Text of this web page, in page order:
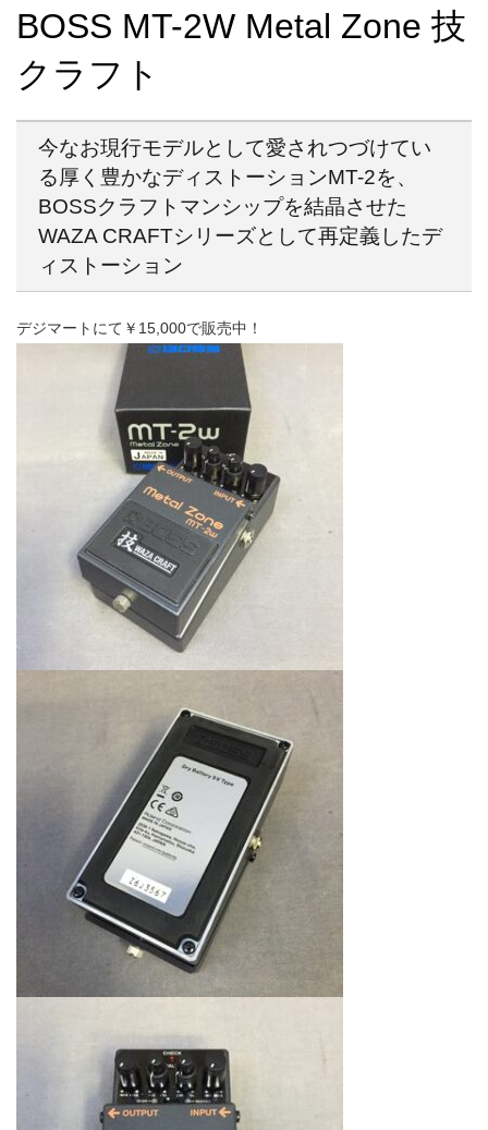
BOSS MT-2W Metal Zone 技
クラフト
今なお現行モデルとして愛されつづけてい
る厚く豊かなディストーションMT-2を、
BOSSクラフトマンシップを結晶させた
WAZA CRAFTシリーズとして再定義したデ
ィストーション
デジマートにて￥15,000で販売中！